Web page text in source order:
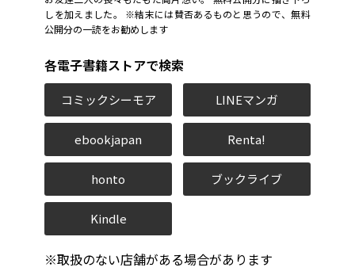
しを加えました。 ※結末には賛否あるものと思うので、無料
公開分の一読をお勧めします
各電子書籍ストアで検索
コミックシーモア LINEマンガ
ebookjapan Renta!
honto ブックライブ
Kindle
※取扱のない店舗がある場合があります